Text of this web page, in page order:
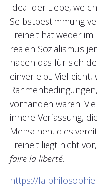
Ideal der Liebe,
Selbstbestimmung
Freiheit hat weder
realen Sozialismus
haben das für sich
einverleibt. Vielleicht,
vorhanden waren.
innere Verfassung,
Menschen, dies
Freiheit liegt nicht
faire la liberté.
https://la-